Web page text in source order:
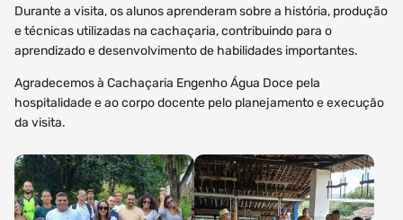
Durante a visita, os alunos aprenderam sobre a história, produção
e técnicas utilizadas na cachaçaria, contribuindo para o
aprendizado e desenvolvimento de habilidades importantes.
Agradecemos à Cachaçaria Engenho Água Doce pela
hospitalidade e ao corpo docente pelo planejamento e execução
da visita.